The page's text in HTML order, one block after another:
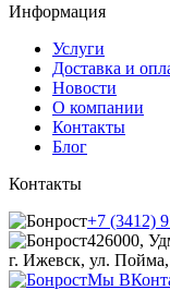
Информация
Услуги
Доставка и
Новости
О компании
Контакты
Блог
Контакты
+7 (3412)
426000,
г. Ижевск, ул.
Мы